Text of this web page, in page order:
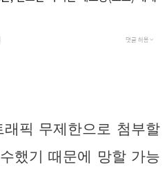
픽 무제한으로 첨부할
했기 때문에 망할 가능